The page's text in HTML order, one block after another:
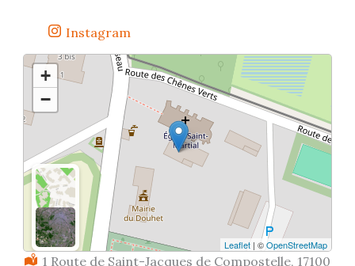
Instagram
+
−
Leaflet | ©OpenStreetMap
Localisation :
1 Route de Saint-Jacques de Compostelle, 17100